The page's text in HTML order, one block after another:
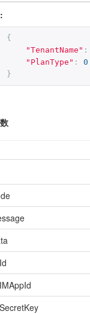
{
"TenantName" :
"PlanType" :
0
}
Id
IMAppId
SecretKey